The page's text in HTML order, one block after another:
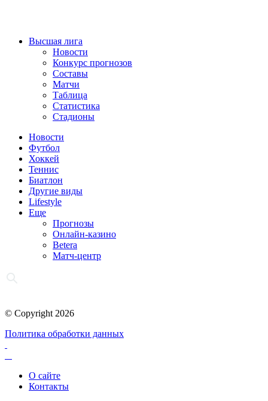
Высшая лига
Новости
Конкурс прогнозов
Составы
Матчи
Таблица
Статистика
Стадионы
Новости
Футбол
Хоккей
Теннис
Биатлон
Другие виды
Lifestyle
Еще
Прогнозы
Онлайн-казино
Betera
Матч-центр
© Copyright 2026
Политика обработки данных
О сайте
Контакты